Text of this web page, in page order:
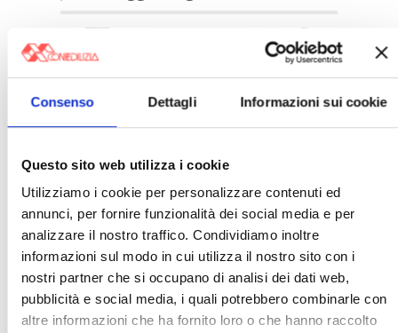
Consenso Dettagli Informazioni sui cookie
Questo sito web utilizza i cookie
Utilizziamo i cookie per personalizzare contenuti ed
annunci, per fornire funzionalità dei social media e per
analizzare il nostro traffico. Condividiamo inoltre
informazioni sul modo in cui utilizza il nostro sito con i
nostri partner che si occupano di analisi dei dati web,
pubblicità e social media, i quali potrebbero combinarle con
altre informazioni che ha fornito loro o che hanno raccolto
Italia Oggi – Luglio 2026
〉 Rubriche